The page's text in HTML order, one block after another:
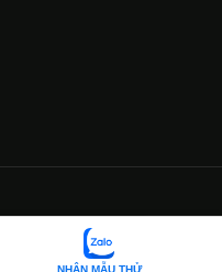
NHẬN MẪU THỬ